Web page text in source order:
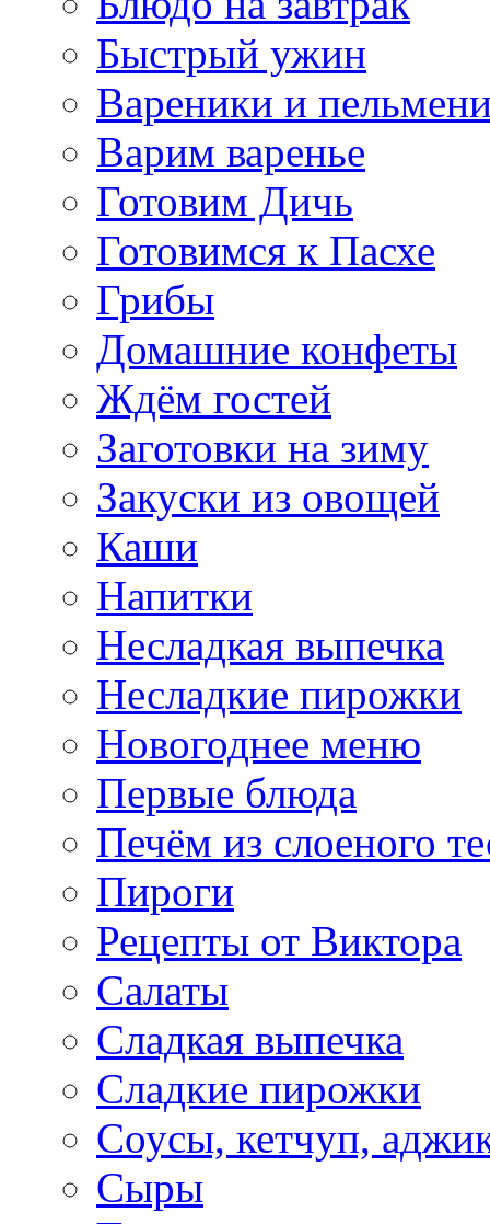
Быстрый ужин
Вареники и
Варим варенье
Готовим Дичь
Готовимся к Пасхе
Грибы
Домашние конфеты
Ждём гостей
Заготовки на зиму
Закуски из овощей
Каши
Напитки
Несладкая выпечка
Несладкие пирожки
Новогоднее меню
Первые блюда
Печём из слоеного
Пироги
Рецепты от Виктора
Салаты
Сладкая выпечка
Сладкие пирожки
Соусы, кетчуп,
Сыры